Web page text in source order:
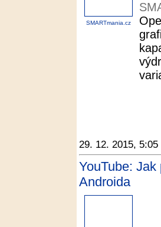
SMARTmania.cz
29. 12. 2015, 5:05
YouTube:
Androida